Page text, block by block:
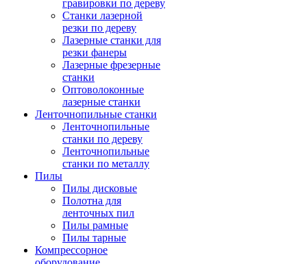
гравировки по дереву
Станки лазерной
резки по дереву
Лазерные станки для
резки фанеры
Лазерные фрезерные
станки
Оптоволоконные
лазерные станки
Ленточнопильные станки
Ленточнопильные
станки по дереву
Ленточнопильные
станки по металлу
Пилы
Пилы дисковые
Полотна для
ленточных пил
Пилы рамные
Пилы тарные
Компрессорное